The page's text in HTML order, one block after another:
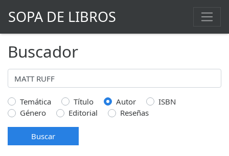
SOPA DE LIBROS
Buscador
Temática Título Autor
ISBN
Género
Editorial Reseñas
Buscar